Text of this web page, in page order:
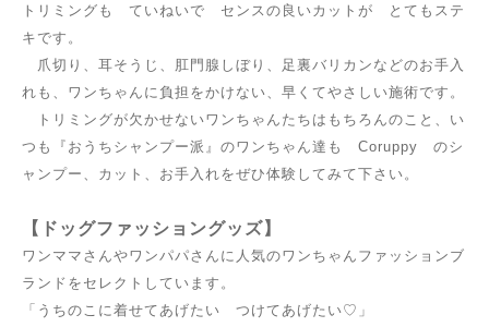
トリミングも ていねいで センスの良いカットが とてもステ
キです。
爪切り、耳そうじ、肛門腺しぼり、足裏バリカンなどのお手入
れも、ワンちゃんに負担をかけない、早くてやさしい施術です。
トリミングが欠かせないワンちゃんたちはもちろんのこと、い
つも『おうちシャンプー派』のワンちゃん達も Coruppy のシ
ャンプー、カット、お手入れをぜひ体験してみて下さい。
【ドッグファッショングッズ】
ワンママさんやワンパパさんに人気のワンちゃんファッションブ
ランドをセレクトしています。
「うちのこに着せてあげたい つけてあげたい♡」